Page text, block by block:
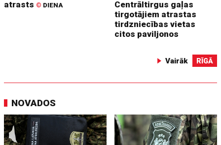
atrasts © DIENA
Centrāltirgus gaļas
tirgotājiem atrastas
tirdzniecības vietas
citos paviljonos
Vairāk RĪGĀ
NOVADOS